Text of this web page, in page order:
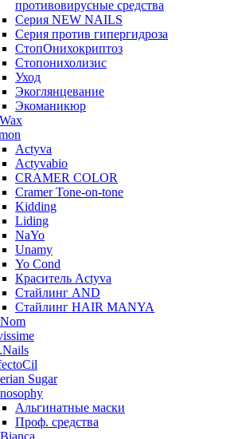
противовирусные средства
Серия NEW NAILS
Серия против гипергидроза
СтопОнихокриптоз
Стопонихолизис
Уход
Экоглянцевание
Экоманикюр
Actyva
Actyvabio
CRAMER COLOR
Cramer Tone-on-tone
Kidding
Liding
NaYo
Unamy
Yo Cond
Краситель Actyva
Стайлинг AND
Стайлинг HAIR MANYA
Sugar
Альгинатные маски
Проф. средства